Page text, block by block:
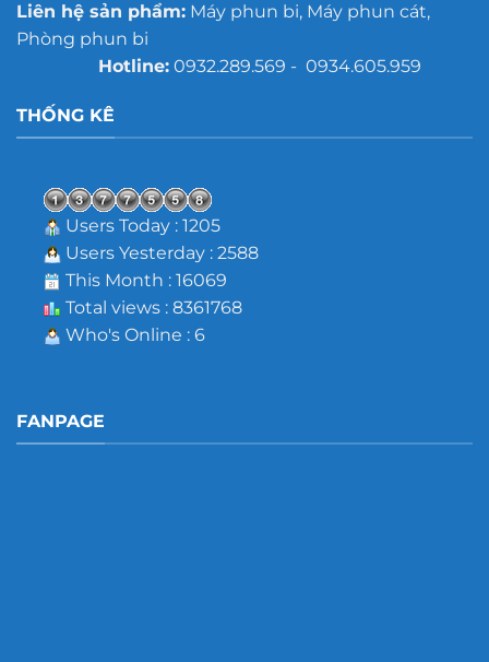
Liên hệ sản phẩm:Máy phun bi, Máy phun cát,
Phòng phun bi
Hotline:0932.289.569 - 0934.605.959
THỐNG KÊ
Users Today : 1205
Users Yesterday : 2588
This Month : 16069
Total views : 8361768
Who's Online : 6
FANPAGE